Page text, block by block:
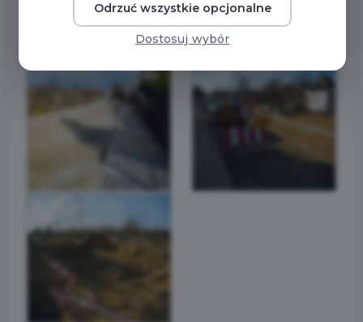
przebudowa nawierzchni i kanalizacji
Odrzuć wszystkie opcjonalne
Dostosuj wybór